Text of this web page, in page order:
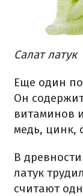
Салат латук
Еще один
Он
витаминов
медь, цинк,
В
латук
считают